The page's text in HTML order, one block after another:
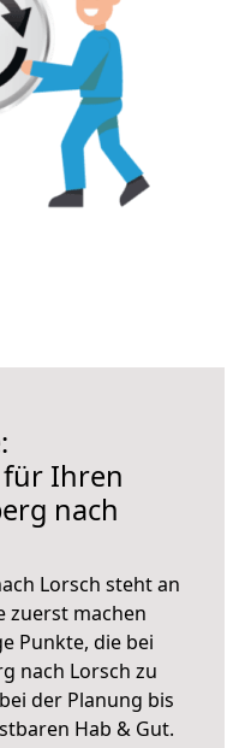
für Ihren
nach
Lorsch steht an
zuerst machen
Punkte, die bei
nach Lorsch zu
der Planung bis
Hab & Gut.